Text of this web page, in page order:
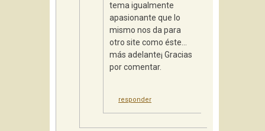
tema igualmente
apasionante que lo
mismo nos da para
otro site como éste…
más adelante¡ Gracias
por comentar.
responder